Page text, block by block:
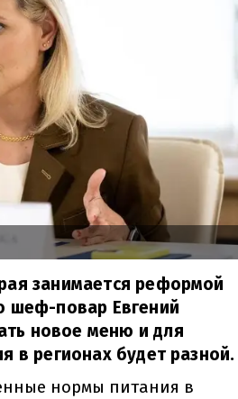
занимается реформой
шеф-повар Евгений
новое меню и для
в регионах будет разной.
нормы питания в